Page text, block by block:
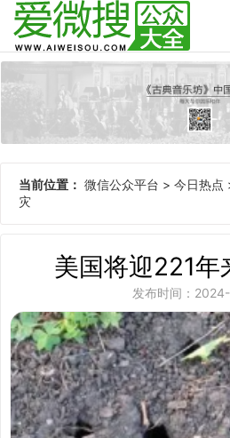
当前位置： 微信公众平台 > 今日热点
灾
美国将迎221年
发布时间：